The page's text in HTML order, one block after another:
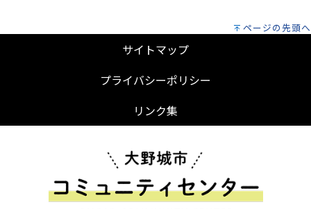
ページの先頭へ
サイトマップ
プライバシーポリシー
リンク集